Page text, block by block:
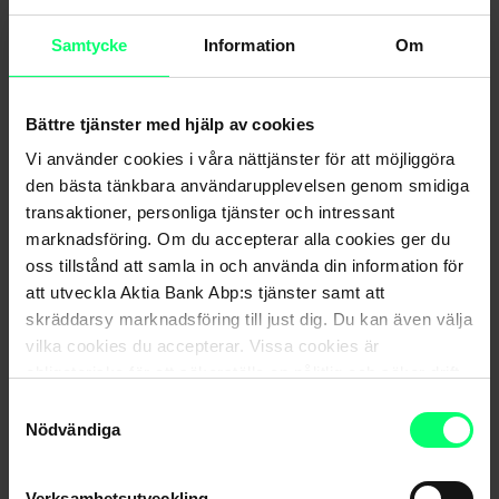
Samtycke Information Om
Bättre tjänster med hjälp av cookies
Vi använder cookies i våra nättjänster för att möjliggöra
den bästa tänkbara användarupplevelsen genom smidiga
transaktioner, personliga tjänster och intressant
marknadsföring. Om du accepterar alla cookies ger du
oss tillstånd att samla in och använda din information för
att utveckla Aktia Bank Abp:s tjänster samt att
skräddarsy marknadsföring till just dig. Du kan även välja
vilka cookies du accepterar. Vissa cookies är
Nödvändiga
Inspelning av webinarium: Hur du skyddar dig mot
nätattacker (på finska, för privatkunder)